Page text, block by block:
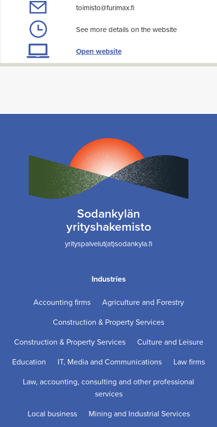
toimisto@furimax.fi
See more details on the website
Open website
Sodankylän
yrityshakemisto
yrityspalvelut(at)sodankyla.fi
Industries
Accounting firms
Agriculture and Forestry
Construction & Property Services
Construction & Property Services
Culture and Leisure
Education
IT, Media and Communications
Law firms
Law, accounting, consulting and other professional
services
Local business
Mining and Industrial Services